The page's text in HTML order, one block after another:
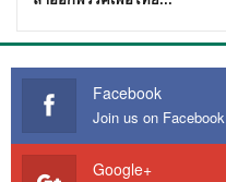
Facebook
Join us on Facebook
Google+